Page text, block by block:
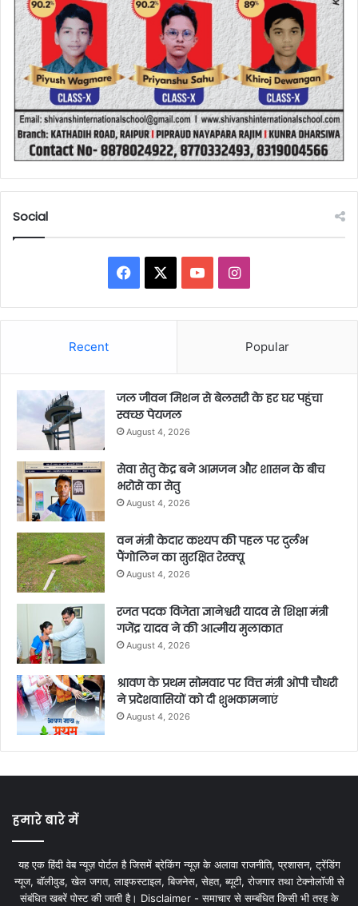
Social
Facebook YouTubeInstagram
Recent Popular
जल जीवन मिशन से बेलसरी के हर घर पहुंचा
स्वच्छ पेयजल
August 4, 2026
सेवा सेतु केंद्र बने आमजन और शासन के बीच
भरोसे का सेतु
August 4, 2026
वन मंत्री केदार कश्यप की पहल पर दुर्लभ
पैंगोलिन का सुरक्षित रेस्क्यू
August 4, 2026
रजत पदक विजेता ज्ञानेश्वरी यादव से शिक्षा मंत्री
गजेंद्र यादव ने की आत्मीय मुलाकात
August 4, 2026
श्रावण के प्रथम सोमवार पर वित्त मंत्री ओपी चौधरी
ने प्रदेशवासियों को दी शुभकामनाएं
August 4, 2026
हमारे बारे में
यह एक हिंदी वेब न्यूज़ पोर्टल है जिसमें ब्रेकिंग न्यूज़ के अलावा राजनीति, प्रशासन, ट्रेंडिंग
न्यूज, बॉलीवुड, खेल जगत, लाइफस्टाइल, बिजनेस, सेहत, ब्यूटी, रोजगार तथा टेक्नोलॉजी से
संबंधित खबरें पोस्ट की जाती है। Disclaimer - समाचार से सम्बंधित किसी भी तरह के